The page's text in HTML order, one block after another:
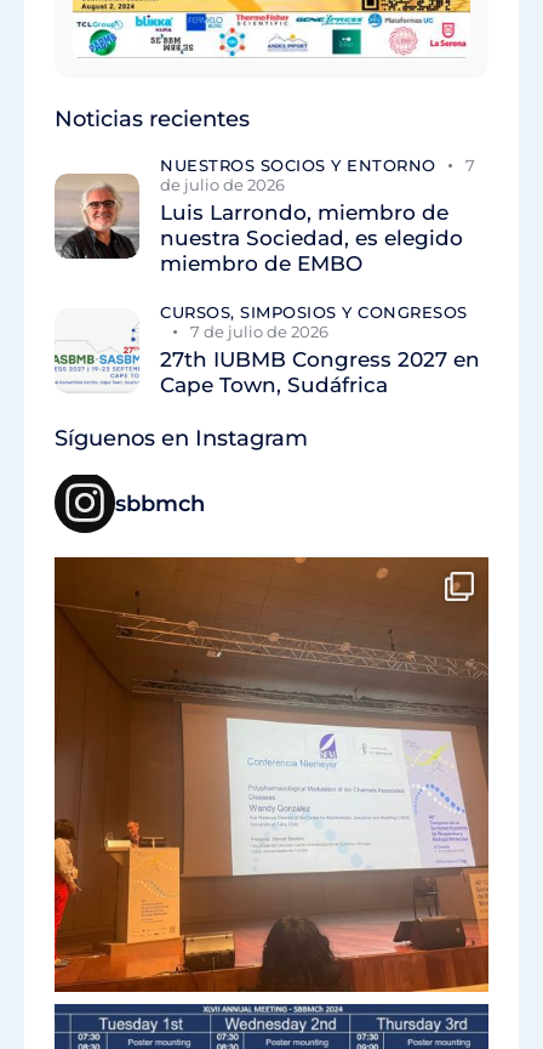
Noticias recientes
NUESTROS SOCIOS Y ENTORNO
7
de julio de 2026
Luis Larrondo, miembro de
nuestra Sociedad, es elegido
miembro de EMBO
CURSOS, SIMPOSIOS Y CONGRESOS
7 de julio de 2026
27th IUBMB Congress 2027 en
Cape Town, Sudáfrica
Síguenos en Instagram
sbbmch